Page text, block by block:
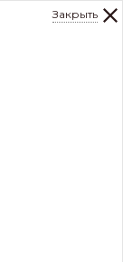
Закрыть